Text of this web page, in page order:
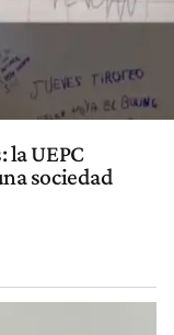
la UEPC
sociedad